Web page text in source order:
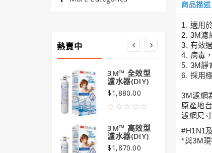
熱賣中
3M™ 全效型
濾水器(DIY)
$1,880.00
3M™ 高效型
濾水器(DIY)
$1,870.00
商品描述
1. 適用
2. 3M濾
3. 有效
4. 病毒
5. 3M靜
6. 採用
3M濾網
原產地
濾網尺
#H1N1
*與3M